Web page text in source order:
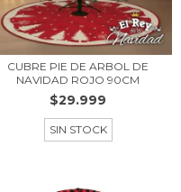
CUBRE PIE DE ARBOL DE
NAVIDAD ROJO 90CM
$29.999
SIN STOCK